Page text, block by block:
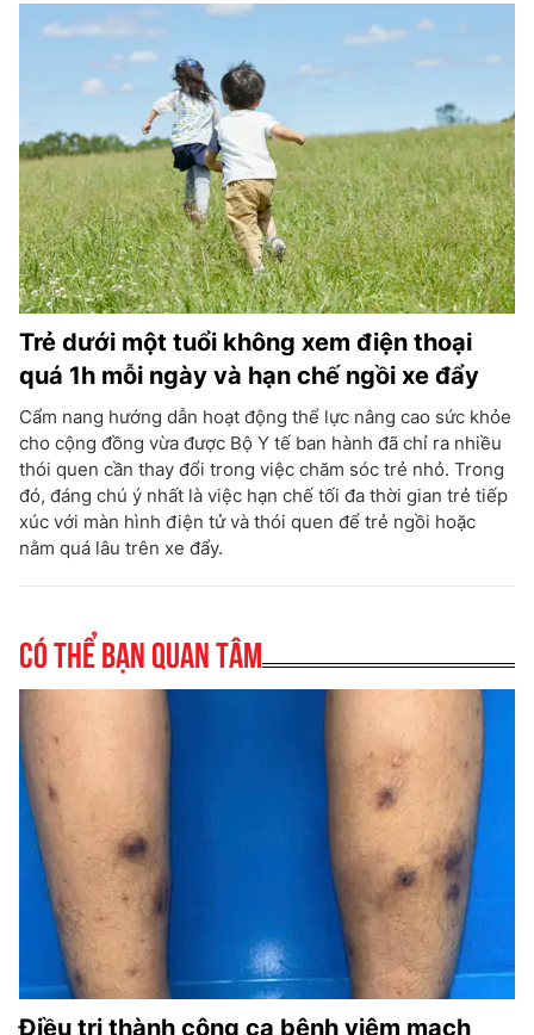
Trẻ dưới một tuổi không xem điện thoại
quá 1h mỗi ngày và hạn chế ngồi xe đẩy
Cẩm nang hướng dẫn hoạt động thể lực nâng cao sức khỏe
cho cộng đồng vừa được Bộ Y tế ban hành đã chỉ ra nhiều
thói quen cần thay đổi trong việc chăm sóc trẻ nhỏ. Trong
đó, đáng chú ý nhất là việc hạn chế tối đa thời gian trẻ tiếp
xúc với màn hình điện tử và thói quen để trẻ ngồi hoặc
nằm quá lâu trên xe đẩy.
Có thể bạn quan tâm
Điều trị thành công ca bệnh viêm mạch